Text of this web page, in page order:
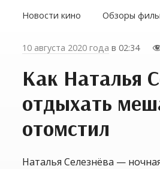
Новости кино Обзоры
10 августа 2020 года в 02:34
Как Наталья
отдыхать
отомстил
Наталья Селезнёва —